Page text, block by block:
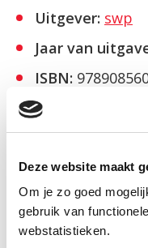
Deze website maakt
Om je zo goed
gebruik van
webstatistieken.
Uitgever: swp
Jaar van
ISBN:
Bekijk
FacebookLinkedIn